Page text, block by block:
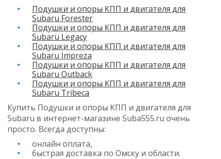
Подушки и опоры КПП и двигателя для
Subaru Forester
Подушки и опоры КПП и двигателя для
Subaru Legacy
Подушки и опоры КПП и двигателя для
Subaru Impreza
Подушки и опоры КПП и двигателя для
Subaru Outback
Подушки и опоры КПП и двигателя для
Subaru Tribeca
Купить Подушки и опоры КПП и двигателя для
Subaru в интернет-магазине Suba555.ru очень
просто. Всегда доступны:
онлайн оплата,
быстрая доставка по Омску и области.